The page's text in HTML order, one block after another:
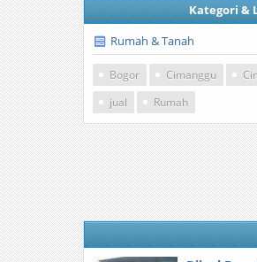
Kategori &
Rumah & Tanah
Bogor Cimanggu
jual
Rumah